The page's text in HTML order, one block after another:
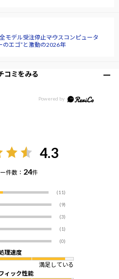
デル受注停止――マウスコンピュータ
のエゴ”と激動の2026年
コミをみる
4.3
件数： 24件
(11)
(9)
(3)
(1)
(0)
理速度
満足している
ィック性能